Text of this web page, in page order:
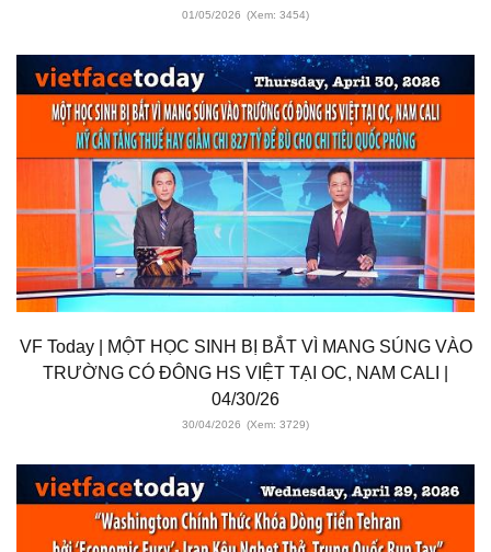
01/05/2026 (Xem: 3454)
VF Today | MỘT HỌC SINH BỊ BẮT VÌ MANG SÚNG VÀO
TRƯỜNG CÓ ĐÔNG HS VIỆT TẠI OC, NAM CALI |
04/30/26
30/04/2026 (Xem: 3729)